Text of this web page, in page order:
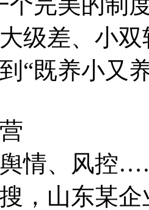
级差、小
“既养小又
、风控……
，山东某